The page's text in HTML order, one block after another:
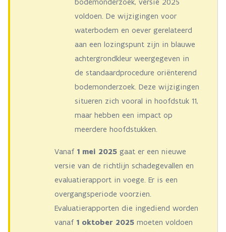
voldoen. De wijzigingen voor
waterbodem en oever gerelateerd
aan een lozingspunt zijn in blauwe
achtergrondkleur weergegeven in
de standaardprocedure oriënterend
bodemonderzoek. Deze wijzigingen
situeren zich vooral in hoofdstuk 11,
maar hebben een impact op
meerdere hoofdstukken.
Vanaf 1 mei 2025 gaat er een nieuwe
versie van de richtlijn schadegevallen en
evaluatierapport in voege. Er is een
overgangsperiode voorzien.
Evaluatierapporten die ingediend worden
vanaf 1 oktober 2025 moeten voldoen